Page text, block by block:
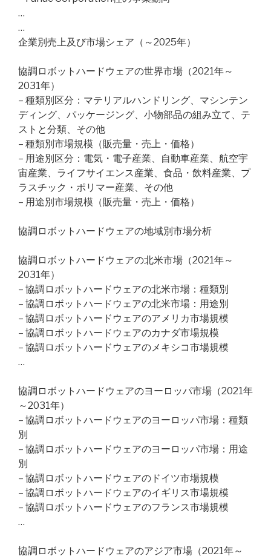
…
…
企業別売上及び市場シェア（～2025年）
協調ロボットハードウェアの世界市場（2021年～
2031年）
– 種類別区分：マテリアルハンドリング、マシンテン
ディング、パッケージング、小物部品の組み立て、テ
ストと分類、その他
– 種類別市場規模（販売量・売上・価格）
– 用途別区分：電気・電子産業、自動車産業、航空宇
宙産業、ライフサイエンス産業、食品・飲料産業、プ
ラスチック・ポリマー産業、その他
– 用途別市場規模（販売量・売上・価格）
協調ロボットハードウェアの地域別市場分析
協調ロボットハードウェアの北米市場（2021年～
2031年）
– 協調ロボットハードウェアの北米市場：種類別
– 協調ロボットハードウェアの北米市場：用途別
– 協調ロボットハードウェアのアメリカ市場規模
– 協調ロボットハードウェアのカナダ市場規模
– 協調ロボットハードウェアのメキシコ市場規模
…
協調ロボットハードウェアのヨーロッパ市場（2021年
～2031年）
– 協調ロボットハードウェアのヨーロッパ市場：種類
別
– 協調ロボットハードウェアのヨーロッパ市場：用途
別
– 協調ロボットハードウェアのドイツ市場規模
– 協調ロボットハードウェアのイギリス市場規模
– 協調ロボットハードウェアのフランス市場規模
…
協調ロボットハードウェアのアジア市場（2021年～